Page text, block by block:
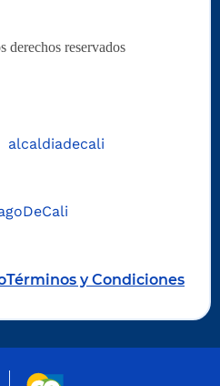
reservados
alcaldiadecali
Términos y Condiciones